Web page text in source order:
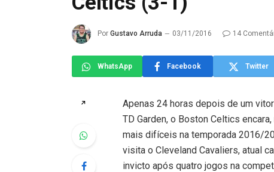
Por Gustavo Arruda 03/11/2016 14
WhatsApp Facebook Twitter
↗
Apenas 24 horas depois de um
TD Garden, o Boston Celtics
mais difíceis na temporada 2016/
visita o Cleveland Cavaliers, atual
invicto após quatro jogos na